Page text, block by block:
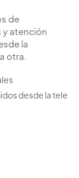
de
y atención
la
otra.
desde la tele